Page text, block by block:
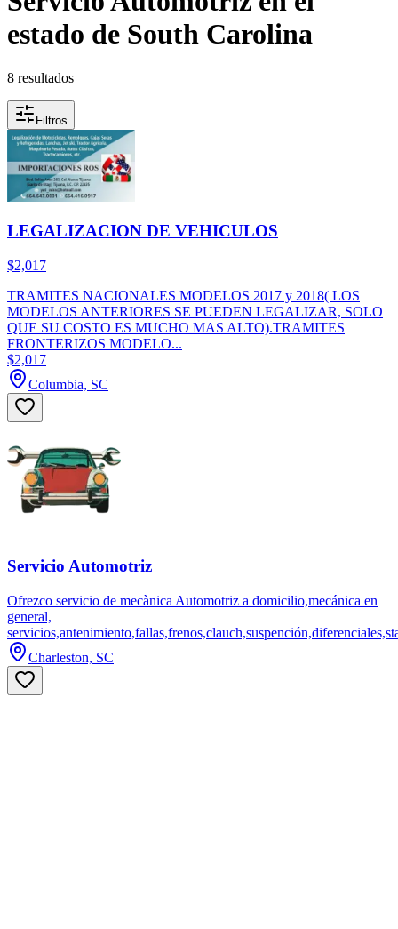
estado de South Carolina
8 resultados
Filtros
LEGALIZACION DE VEHICULOS
$2,017
TRAMITES NACIONALES MODELOS 2017 y 2018( LOS
MODELOS ANTERIORES SE PUEDEN LEGALIZAR, SOLO
QUE SU COSTO ES MUCHO MAS ALTO).TRAMITES
FRONTERIZOS MODELO...
$2,017
Columbia, SC
Servicio Automotriz
Ofrezco servicio de mecànica Automotriz a domicilio,mecánica en
general,
Charleston, SC